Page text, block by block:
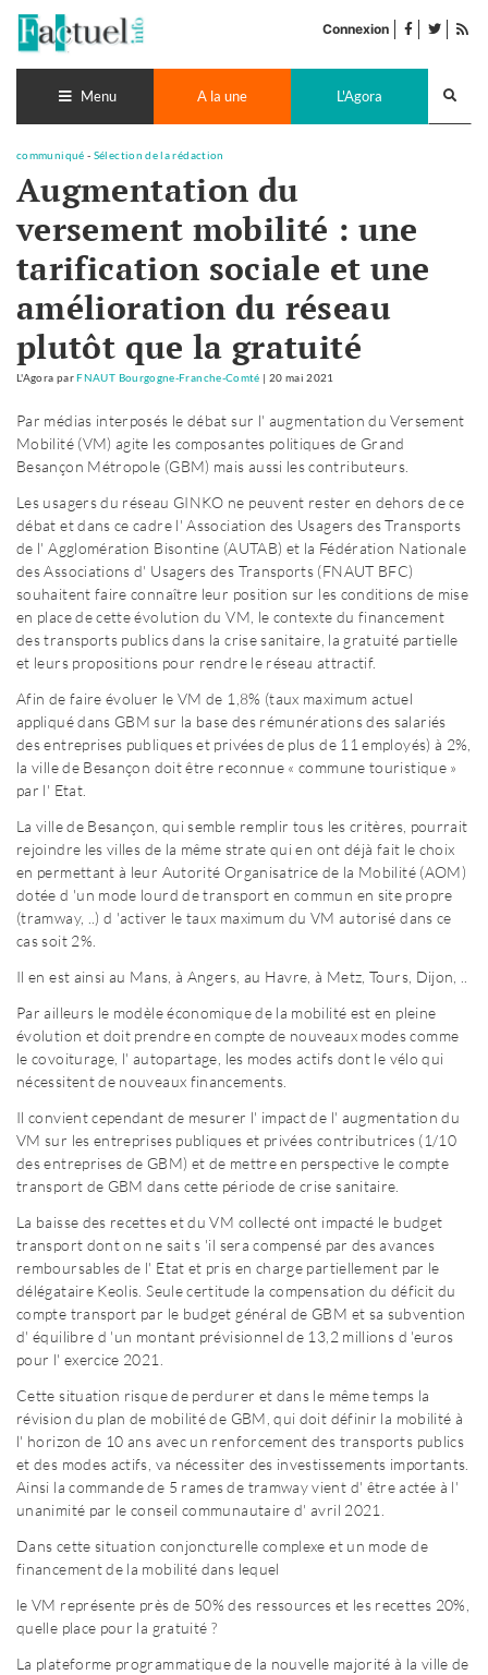
contenu
Connexion facebook
twitter
Menu A la une L'Agora
communiqué - Sélection de la rédaction
Augmentation du
versement mobilité : une
tarification sociale et une
amélioration du réseau
plutôt que la gratuité
L'Agora parFNAUT Bourgogne-Franche-Comté | 20 mai 2021
Par médias interposés le débat sur l' augmentation du Versement
Mobilité (VM) agite les composantes politiques de Grand
Besançon Métropole (GBM) mais aussi les contributeurs.
Les usagers du réseau GINKO ne peuvent rester en dehors de ce
débat et dans ce cadre l' Association des Usagers des Transports
de l' Agglomération Bisontine (AUTAB) et la Fédération Nationale
des Associations d' Usagers des Transports (FNAUT BFC)
souhaitent faire connaître leur position sur les conditions de mise
en place de cette évolution du VM, le contexte du financement
des transports publics dans la crise sanitaire, la gratuité partielle
et leurs propositions pour rendre le réseau attractif.
Afin de faire évoluer le VM de 1,8% (taux maximum actuel
appliqué dans GBM sur la base des rémunérations des salariés
des entreprises publiques et privées de plus de 11 employés) à 2%,
la ville de Besançon doit être reconnue « commune touristique »
par l' Etat.
La ville de Besançon, qui semble remplir tous les critères, pourrait
rejoindre les villes de la même strate qui en ont déjà fait le choix
en permettant à leur Autorité Organisatrice de la Mobilité (AOM)
dotée d 'un mode lourd de transport en commun en site propre
(tramway, ..) d 'activer le taux maximum du VM autorisé dans ce
cas soit 2%.
Il en est ainsi au Mans, à Angers, au Havre, à Metz, Tours, Dijon, ..
Par ailleurs le modèle économique de la mobilité est en pleine
évolution et doit prendre en compte de nouveaux modes comme
le covoiturage, l' autopartage, les modes actifs dont le vélo qui
nécessitent de nouveaux financements.
Il convient cependant de mesurer l' impact de l' augmentation du
VM sur les entreprises publiques et privées contributrices (1/10
des entreprises de GBM) et de mettre en perspective le compte
transport de GBM dans cette période de crise sanitaire.
La baisse des recettes et du VM collecté ont impacté le budget
transport dont on ne sait s 'il sera compensé par des avances
remboursables de l' Etat et pris en charge partiellement par le
délégataire Keolis. Seule certitude la compensation du déficit du
compte transport par le budget général de GBM et sa subvention
d' équilibre d 'un montant prévisionnel de 13,2 millions d 'euros
pour l' exercice 2021.
Cette situation risque de perdurer et dans le même temps la
révision du plan de mobilité de GBM, qui doit définir la mobilité à
l' horizon de 10 ans avec un renforcement des transports publics
et des modes actifs, va nécessiter des investissements importants.
Ainsi la commande de 5 rames de tramway vient d' être actée à l'
unanimité par le conseil communautaire d' avril 2021.
Dans cette situation conjoncturelle complexe et un mode de
financement de la mobilité dans lequel
le VM représente près de 50% des ressources et les recettes 20%,
quelle place pour la gratuité ?
La plateforme programmatique de la nouvelle majorité à la ville de